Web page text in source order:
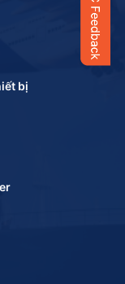
bị